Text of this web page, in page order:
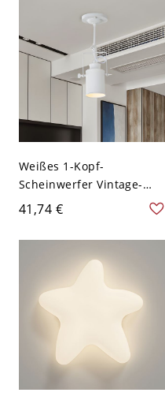
Weißes 1-Kopf-
Scheinwerfer Vintage-
Metall rotierbarer
Zylinder Semi-Flush-
Deckenleuchte mit Griff
für Restaurant
41,74 €